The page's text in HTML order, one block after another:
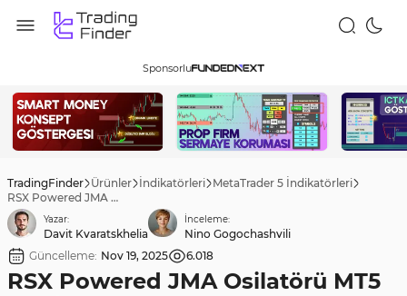
Sponsorlu
TradingFinder Ürünler İndikatörleri MetaTrader 5 İndikatörleri
RSX Powered JMA Osilatörü MT5 için İndir – Ücretsiz – [TradingFinder]
Yazar:
Davit Kvaratskhelia
İnceleme:
Nino Gogochashvili
Güncelleme: Nov 19, 2025 6.018
RSX Powered JMA Osilatörü MT5